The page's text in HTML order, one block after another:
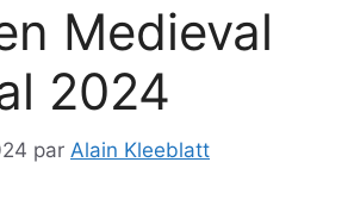
Medieval
2024
par Alain Kleeblatt